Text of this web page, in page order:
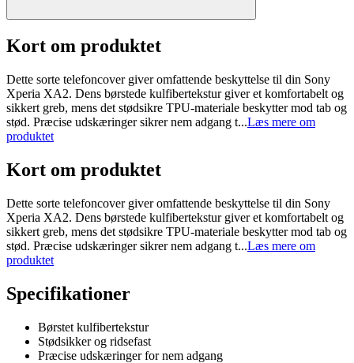
Kort om produktet
Dette sorte telefoncover giver omfattende beskyttelse til din Sony
Xperia XA2. Dens børstede kulfibertekstur giver et komfortabelt og
sikkert greb, mens det stødsikre TPU-materiale beskytter mod tab og
stød. Præcise udskæringer sikrer nem adgang t...Læs mere om
produktet
Kort om produktet
Dette sorte telefoncover giver omfattende beskyttelse til din Sony
Xperia XA2. Dens børstede kulfibertekstur giver et komfortabelt og
sikkert greb, mens det stødsikre TPU-materiale beskytter mod tab og
stød. Præcise udskæringer sikrer nem adgang t...Læs mere om
produktet
Specifikationer
Børstet kulfibertekstur
Stødsikker og ridsefast
Præcise udskæringer for nem adgang